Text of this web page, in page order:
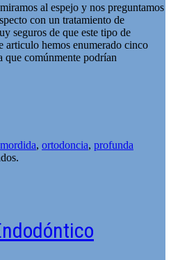
al espejo y nos preguntamos
con un tratamiento de
seguros de que este tipo de
articulo hemos enumerado cinco
que comúnmente podrían
mordida, ortodoncia, profunda